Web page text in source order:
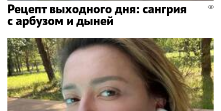
Рецепт выходного дня: сангрия
с арбузом и дыней